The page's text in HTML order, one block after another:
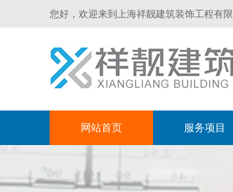
您好，欢迎来到上海祥靓建筑装饰工程有限
网站首页 服务项目